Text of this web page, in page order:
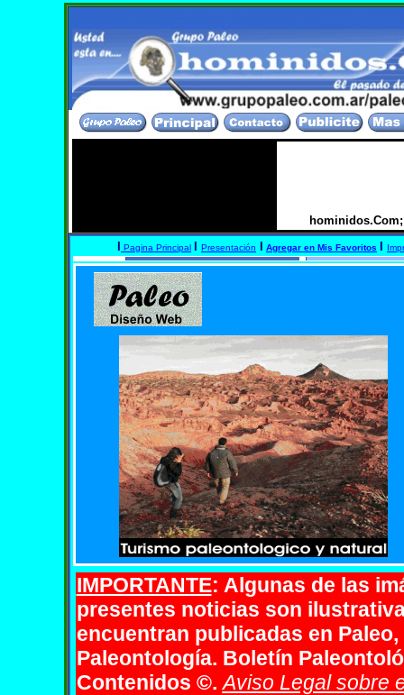
divulgacion sobre el pasado, evolucion y origen
Pagina Principal Presentación Agregar en Mis Favoritos
IMPORTANTE: Algunas de las
presentes noticias son
encuentran publicadas en
Paleontología. Boletín
Contenidos ©.Aviso Legal sobre